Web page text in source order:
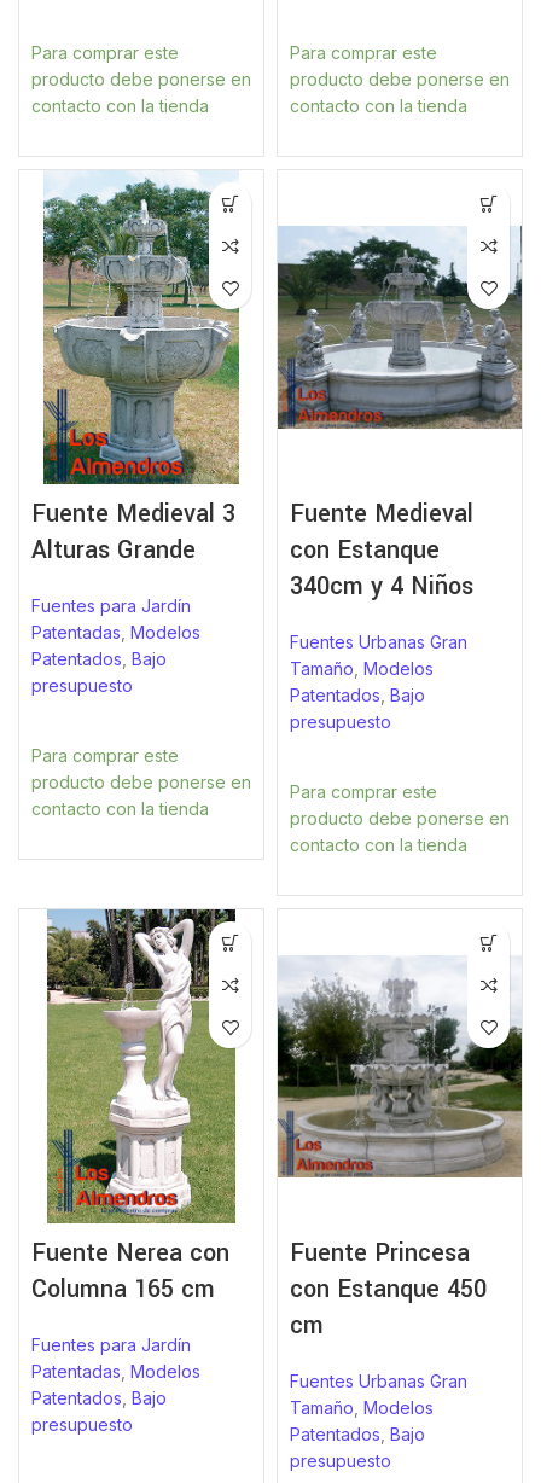
Para comprar este
producto debe ponerse en
contacto con la tienda
Para comprar este
producto debe ponerse en
contacto con la tienda
Fuente Medieval 3
Alturas Grande
Fuentes para Jardín
Patentadas Modelos
Patentados Bajo
presupuesto
Para comprar este
producto debe ponerse en
contacto con la tienda
Fuente Medieval
con Estanque
340cm y 4 Niños
Fuentes Urbanas Gran
Tamaño Modelos
Patentados Bajo
presupuesto
Para comprar este
producto debe ponerse en
contacto con la tienda
Fuente Nerea con
Columna 165 cm
Fuentes para Jardín
Patentadas Modelos
Patentados Bajo
presupuesto
Fuente Princesa
con Estanque 450
cm
Fuentes Urbanas Gran
Tamaño Modelos
Patentados Bajo
presupuesto